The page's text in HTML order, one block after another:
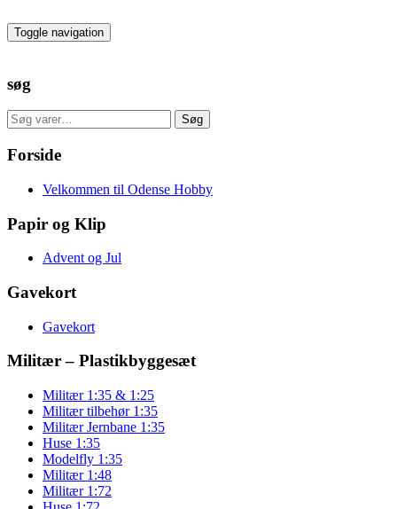
to
the
Toggle navigation
søg
Søg
efter:
Søg
Forside
Velkommen til Odense Hobby
Papir og Klip
Advent og Jul
Gavekort
Gavekort
Militær – Plastikbyggesæt
Militær 1:35 & 1:25
Militær tilbehør 1:35
Militær Jernbane 1:35
Huse 1:35
Modelfly 1:35
Militær 1:48
Militær 1:72